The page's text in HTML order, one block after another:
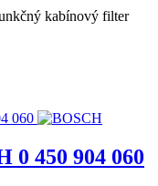
kabínový filter
0 450 904 060